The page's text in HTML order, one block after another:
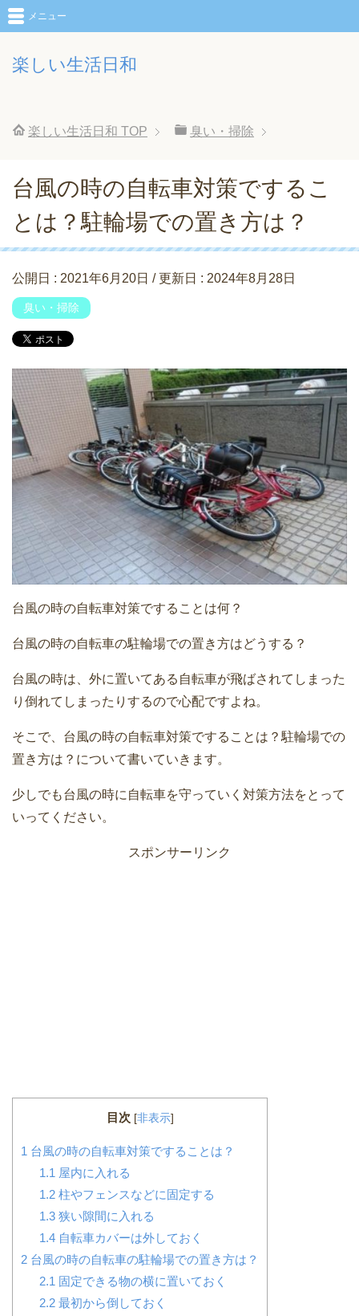
楽しい生活日和
メニュー
楽しい生活日和 TOP 臭い・掃除
台風の時の自転車対策でするこ
とは？駐輪場での置き方は？
公開日 : 2021年6月20日 / 更新日 : 2024年8月28日
臭い・掃除
台風の時の自転車対策ですることは何？
台風の時の自転車の駐輪場での置き方はどうする？
台風の時は、外に置いてある自転車が飛ばされてしまった
り倒れてしまったりするので心配ですよね。
そこで、台風の時の自転車対策ですることは？駐輪場での
置き方は？について書いていきます。
少しでも台風の時に自転車を守っていく対策方法をとって
いってください。
スポンサーリンク
目次 [非表示]
1 台風の時の自転車対策ですることは？
1.1 屋内に入れる
1.2柱やフェンスなどに固定する
1.3狭い隙間に入れる
1.4自転車カバーは外しておく
2 台風の時の自転車の駐輪場での置き方は？
2.1 固定できる物の横に置いておく
2.2最初から倒しておく